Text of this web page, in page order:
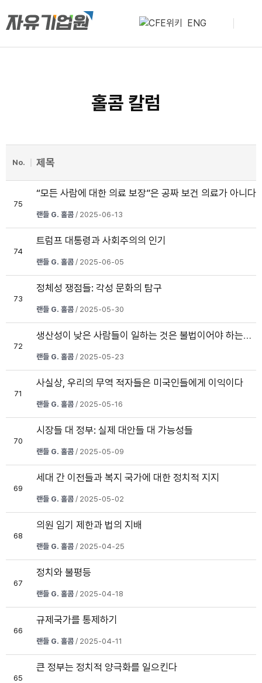
ENG
홀콤 칼럼
No. 제목
75
“모든 사람에 대한 의료 보장”은 공짜 보건 의료가 아니다
랜들 G. 홀콤 / 2025-06-13
74
트럼프 대통령과 사회주의의 인기
랜들 G. 홀콤 / 2025-06-05
73
정체성 쟁점들: 각성 문화의 탐구
랜들 G. 홀콤 / 2025-05-30
72
생산성이 낮은 사람들이 일하는 것은 불법이어야 하는가?
랜들 G. 홀콤 / 2025-05-23
71
사실상, 우리의 무역 적자들은 미국인들에게 이익이다
랜들 G. 홀콤 / 2025-05-16
70
시장들 대 정부: 실제 대안들 대 가능성들
랜들 G. 홀콤 / 2025-05-09
69
세대 간 이전들과 복지 국가에 대한 정치적 지지
랜들 G. 홀콤 / 2025-05-02
68
의원 임기 제한과 법의 지배
랜들 G. 홀콤 / 2025-04-25
67
정치와 불평등
랜들 G. 홀콤 / 2025-04-18
66
규제국가를 통제하기
랜들 G. 홀콤 / 2025-04-11
65
큰 정부는 정치적 양극화를 일으킨다